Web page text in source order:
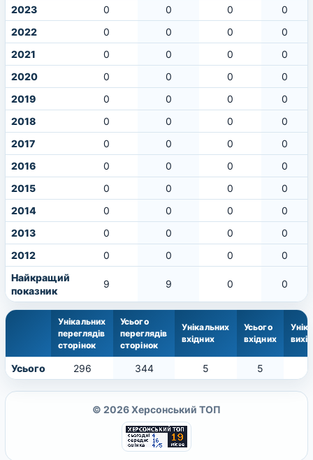
2023
0 0 0
0
2022
0 0 0
0
2021
0 0 0
0
2020
0 0 0
0
2019
0 0 0
0
2018
0 0 0
0
2017
0 0 0
0
2016
0 0 0
0
2015
0 0 0
0
2014
0 0 0
0
2013
0 0 0
0
2012
0 0 0
0
Найкращий
показник
9 9 0 0
Унікальних
переглядів
сторінок
Усього
переглядів
сторінок
Унікальних
вхідних
Усього
вхідних
Усього 296 344 5 5
© 2026 Херсонський ТОП